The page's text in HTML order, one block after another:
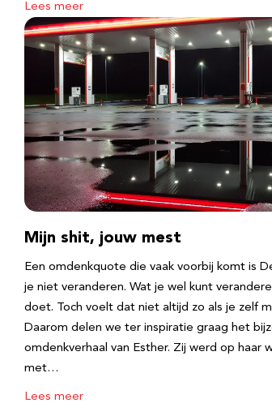
Lees meer
Mijn shit, jouw mest
Een omdenkquote die vaak voorbij komt is
je niet veranderen. Wat je wel kunt
doet. Toch voelt dat niet altijd zo als je zelf
Daarom delen we ter inspiratie graag het
omdenkverhaal van Esther. Zij werd op haar
met…
Lees meer